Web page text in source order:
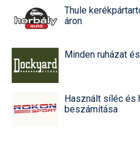
Thule
áron
Minden ruházat
Használt síléc és
beszámítása